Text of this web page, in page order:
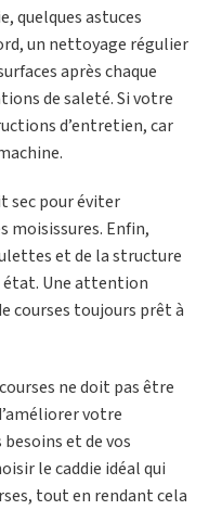
quelques astuces
un nettoyage régulier
après chaque
de saleté. Si votre
d’entretien, car
sec pour éviter
moisissures. Enfin,
et de la structure
état. Une attention
courses toujours prêt à
ne doit pas être
votre
et de vos
le caddie idéal qui
tout en rendant cela